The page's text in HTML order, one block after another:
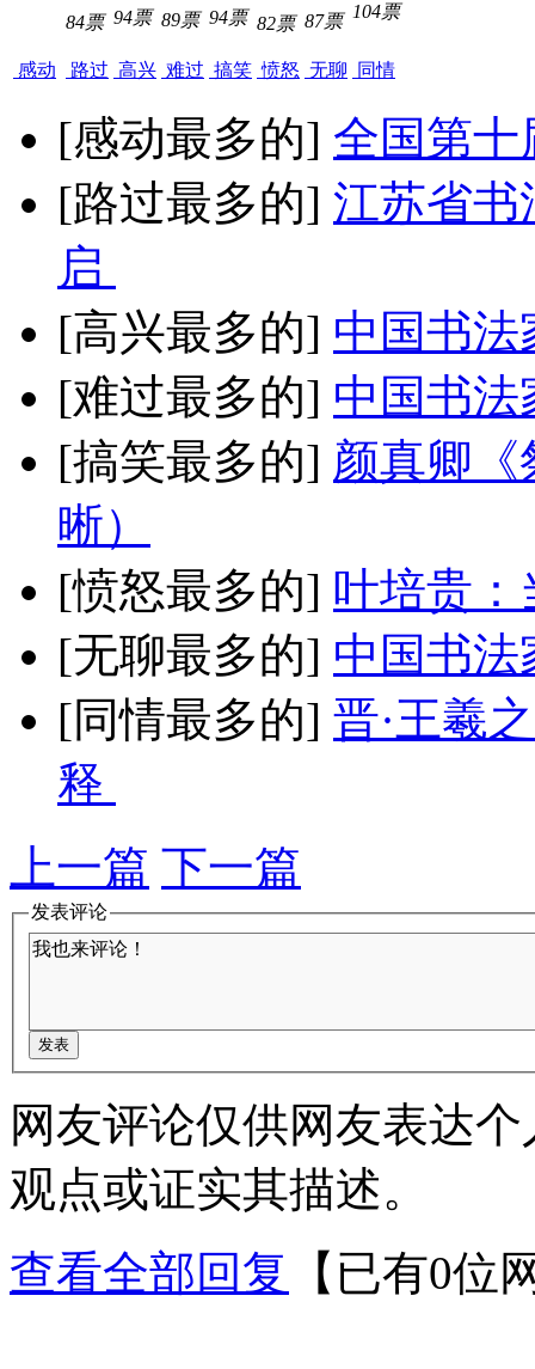
感动
84票
路过
94票
高兴
89票
难过
94票
搞笑
82票
愤怒
87票
无聊
104票
同情
[感动最多的] 全国第十
[路过最多的] 江苏省书
启
[高兴最多的] 中国书法
[难过最多的] 中国书法
[搞笑最多的] 颜真卿《
晰）
[愤怒最多的] 叶培贵：
[无聊最多的] 中国书法
[同情最多的] 晋·王羲
释
上一篇 下一篇
发表评论
网友评论仅供网友表达
观点或证实其描述。
查看全部回复
【已有0位